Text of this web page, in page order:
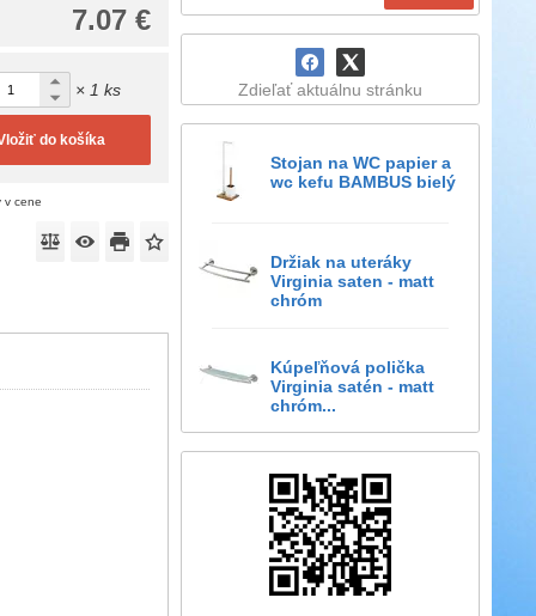
Zdieľať aktuálnu stránku
Stojan na WC papier a
wc kefu BAMBUS bielý
Držiak na uteráky
Virginia saten - matt
chróm
Kúpeľňová polička
Virginia satén - matt
chróm...
7.07 €
× 1 ks
do košíka
v cene